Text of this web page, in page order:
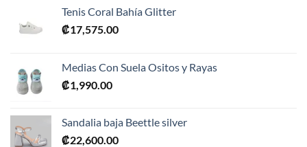
Tenis Coral Bahía Glitter
₡17,575.00
Medias Con Suela Ositos y Rayas
₡1,990.00
Sandalia baja Beettle silver
₡22,600.00